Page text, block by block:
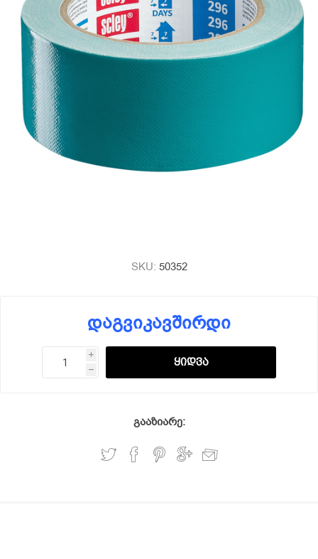
SKU: 50352
დაგვიკავშირდი
i
h
გააზიარე: